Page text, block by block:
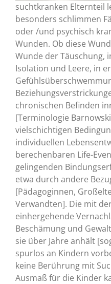
suchtkranken Elternteil
besonders schlimmen
oder /und psychisch
Wunden. Ob diese
Wunde der Täuschung,
Isolation und Leere, in
chronischen Befinden
[Terminologie
vielschichtigen
individuellen
berechenbaren Life-
gelingenden
etwa durch andere
[Pädagoginnen,
Verwandten]. Die mit
einhergehende
Beschämung und
sie über Jahre anhält
spurlos an Kindern
keine Berührung mit
Ausmaß für die Kinder